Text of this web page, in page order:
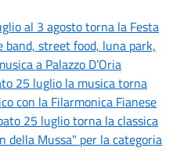
al 3 agosto torna la Festa
band, street food, luna park,
a Palazzo D’Oria
25 luglio la musica torna
con la Filarmonica Fianese
25 luglio torna la classica
della Mussa" per la categoria